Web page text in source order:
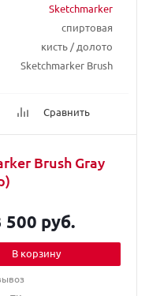
Sketchmarker
спиртовая
кисть / долото
Sketchmarker Brush
Сравнить
Brush Gray
500 руб.
В корзину